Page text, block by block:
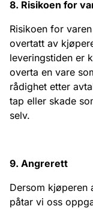
8. Risikoen for
Risikoen for
overtatt av
leveringstiden er
overta en vare
rådighet etter
tap eller skade
selv.
9. Angrerett
Dersom kjøperen
påtar vi oss